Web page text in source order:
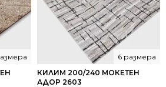
КИЛИМ 200/240 МОКЕТЕН
АДОР 2603
6 размера